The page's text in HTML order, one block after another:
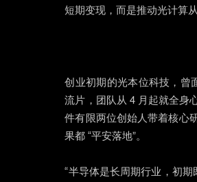
短期变现，而是推动光计算
创业初期的光本位科技，曾
流片，团队从 4 月起就全身
件有限两位创始人带着核心
果都 “平安落地”。
“半导体是长周期行业，初